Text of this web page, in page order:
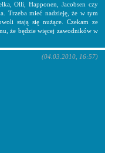
Olli, Happonen, Jacobsen czy
Trzeba mieć nadzieję, że w tym
stają się nużące. Czekam ze
że będzie więcej zawodników w
(04.03.2010, 16:57)